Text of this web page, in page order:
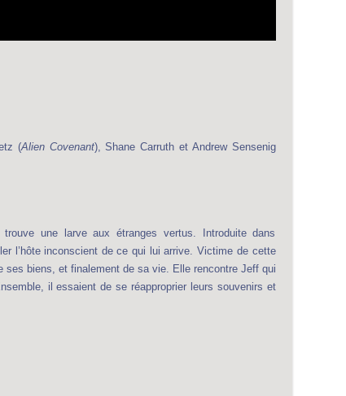
(Alien Covenant), Shane Carruth et Andrew Sensenig
une larve aux étranges vertus. Introduite dans
l’hôte inconscient de ce qui lui arrive. Victime de cette
ses biens, et finalement de sa vie. Elle rencontre Jeff qui
il essaient de se réapproprier leurs souvenirs et